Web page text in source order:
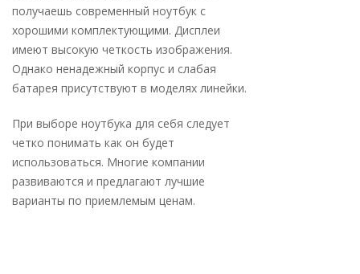
получаешь современный ноутбук с
хорошими комплектующими. Дисплеи
имеют высокую четкость изображения.
Однако ненадежный корпус и слабая
батарея присутствуют в моделях линейки.
При выборе ноутбука для себя следует
четко понимать как он будет
использоваться. Многие компании
развиваются и предлагают лучшие
варианты по приемлемым ценам.